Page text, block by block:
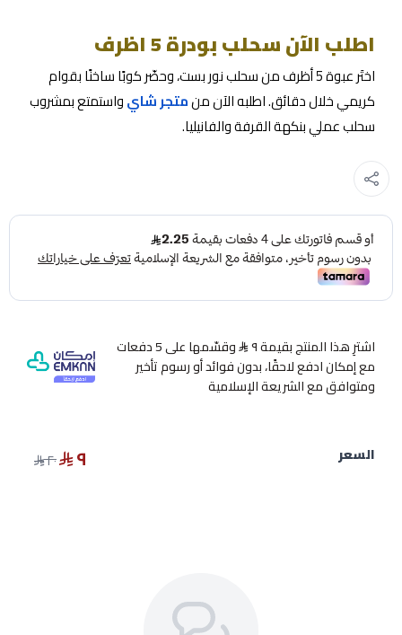
اطلب الآن سحلب بودرة 5 اظرف
اختَر عبوة 5 أظرف من سحلب نور بست، وحضّر كوبًا ساخنًا بقوام
كريمي خلال دقائق. اطلبه الآن منمتجر شايواستمتع بمشروب
سحلب عملي بنكهة القرفة والفانيليا.
اشترِ هذا المنتج بقيمة ٩
وقسّمها على 5 دفعات
مع إمكان ادفع لاحقًا، بدون فوائد أو رسوم تأخير
ومتوافق مع الشريعة الإسلامية
السعر ٩ ٢٠